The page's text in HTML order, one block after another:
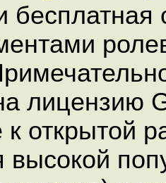
бесплатная
лицензию
открытой
высокой